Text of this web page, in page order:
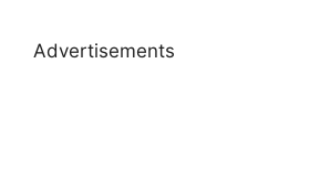
Advertisements